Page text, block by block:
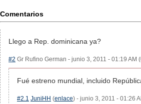
Comentarios
Llego a Rep. dominicana ya?
#2 Gr Rufino German - junio 3, 2011 - 01:19 AM
Fué estreno mundial, incluido
#2.1 JuniHH (enlace) - junio 3, 2011 - 01:26